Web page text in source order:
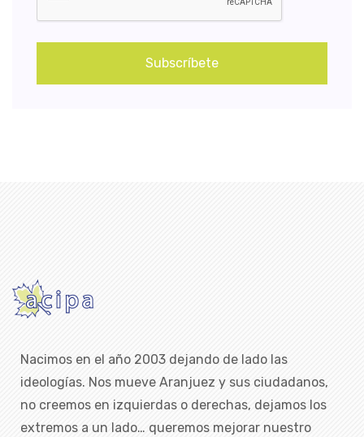
Subscríbete
Nacimos en el año 2003 dejando de lado las
ideologías. Nos mueve Aranjuez y sus ciudadanos,
no creemos en izquierdas o derechas, dejamos los
extremos a un lado… queremos mejorar nuestro